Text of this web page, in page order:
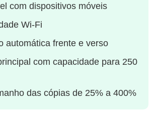
com dispositivos móveis
Wi-Fi
automática frente e verso
com capacidade para 250
das cópias de 25% a 400%